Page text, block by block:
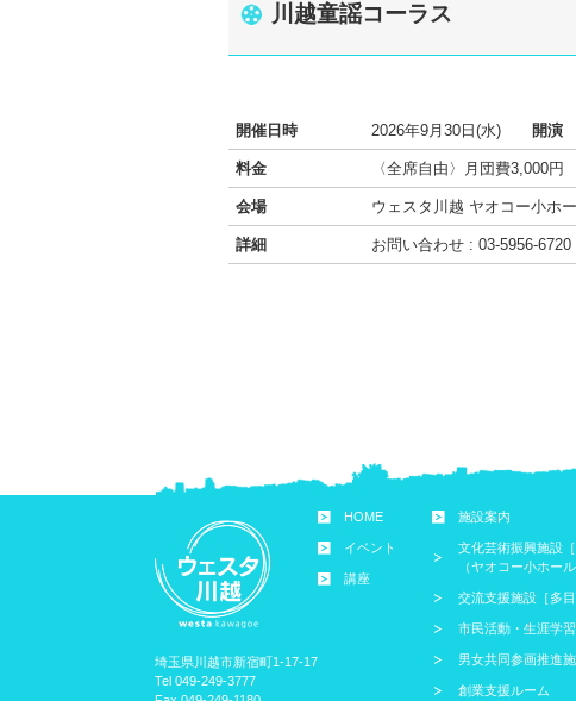
川越童謡コーラス
開催日時 2026年9月30日(水) 開演
料金 〈全席自由〉月団費3,000円
会場 ウェスタ川越 ヤオコー小ホ
詳細 お問い合わせ : 03-5956-6720
埼玉県川越市新宿町1-17-17
Tel 049-249-3777
HOME
イベント
講座
施設案内
文化芸術振興施設
（ヤオコー小ホール
交流支援施設［多
市民活動・生涯学
男女共同参画推進施
創業支援ルーム